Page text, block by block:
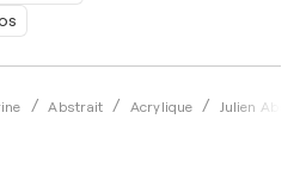
Abstrait Acrylique Julien